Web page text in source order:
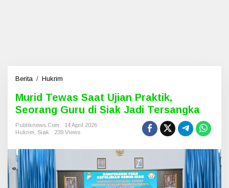
Berita / Hukrim
r
i
T
S
a
Murid Tewas Saat Ujian Praktik,
Seorang Guru di Siak Jadi Tersangka
Publiknews.com
14 April 2026
Hukrim Siak 239 Views